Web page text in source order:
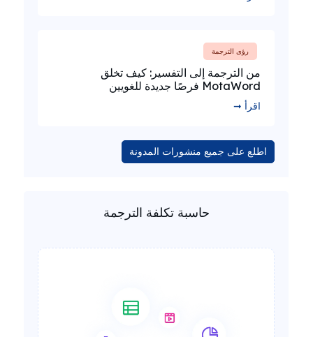
رؤى الترجمة
من الترجمة إلى التفسير: كيف تخلق
MotaWord فرصًا جديدة للغويين
اقرأ ➞
اطلع على جميع منشورات المدونة
حاسبة تكلفة الترجمة